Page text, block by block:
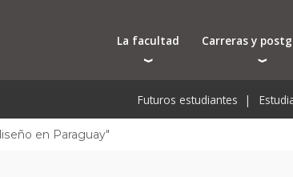
La facultad
Autoridades
Investigación
Carreras y
Carreras
Tecnicaturas
Futuros estudiantes
en Paraguay"